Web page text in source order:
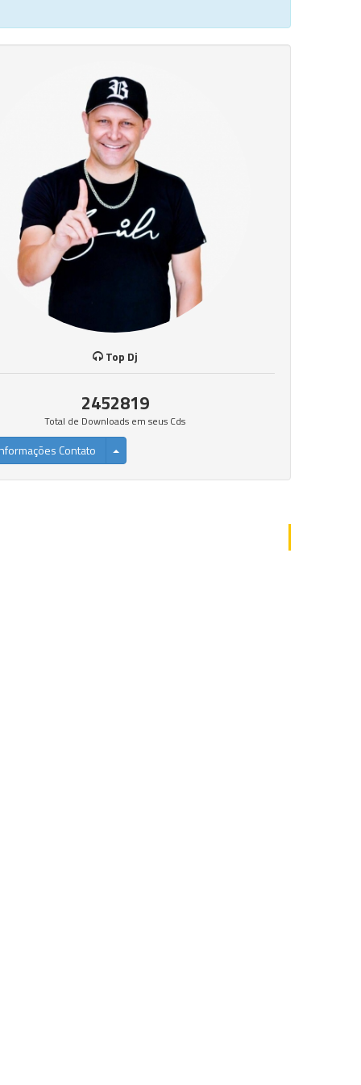
Top Dj
2452819
Total de Downloads em seus Cds
Contato